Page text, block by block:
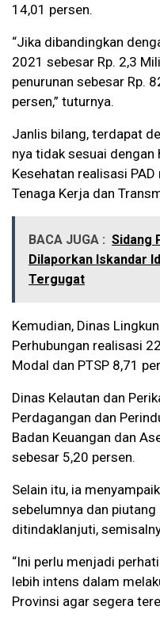
14,01 persen.
“Jika dibandingkan
2021 sebesar Rp. 2,3
penurunan sebesar Rp.
persen,” tuturnya.
Janlis bilang, terdapat
nya tidak sesuai dengan
Kesehatan realisasi
Tenaga Kerja dan
BACA JUGA : Sidang
Dilaporkan Iskandar
Tergugat
Kemudian, Dinas
Perhubungan realisasi
Modal dan PTSP 8,71
Dinas Kelautan dan
Perdagangan dan
Badan Keuangan dan
sebesar 5,20 persen.
Selain itu, ia
sebelumnya dan
ditindaklanjuti,
“Ini perlu menjadi
lebih intens dalam
Provinsi agar segera